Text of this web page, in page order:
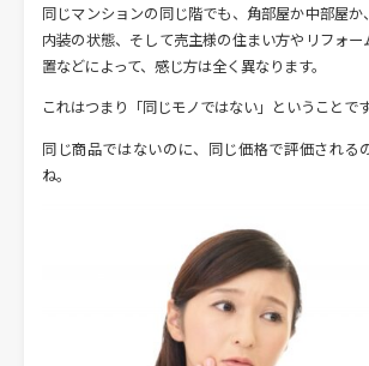
同じマンションの同じ階でも、角部屋か中部屋か
内装の状態、そして売主様の住まい方やリフォ
置などによって、感じ方は全く異なります。
これはつまり「同じモノではない」ということです
同じ商品ではないのに、同じ価格で評価される
ね。